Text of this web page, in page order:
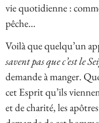
vie quotidienne :
pêche…
Voilà que quelqu’un
savent pas que c’est le
demande à manger.
cet Esprit qu’ils
et de charité, les